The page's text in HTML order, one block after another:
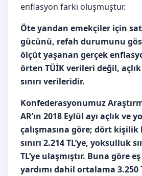
enflasyon farkı oluşmuştur.
Öte yandan emekçiler için
gücünü, refah durumunu
ölçüt yaşanan gerçek
örten TÜİK verileri değil,
sınırı verileridir.
Konfederasyonumuz
AR’ın 2018 Eylül ayı açlık ve
çalışmasına göre; dört kişilik
sınırı 2.214 TL’ye, yoksulluk
TL’ye ulaşmıştır. Buna göre
yardımı dahil ortalama 3.250